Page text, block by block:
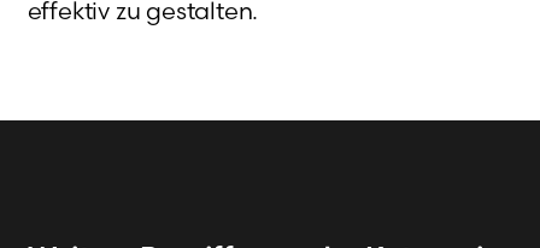
effektiv zu gestalten.